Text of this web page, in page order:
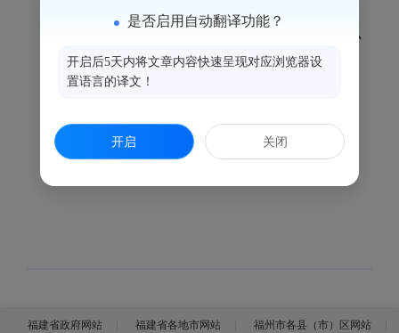
鼓楼区国有资产发展中心
2024年5月8日
福建省政府网站 福建省各地市网站
福州市各县（市）区网站
是否启用自动翻译功能？
开启后5天内将文章内容快速呈现对应浏览器设
置语言的译文！
开启 关闭